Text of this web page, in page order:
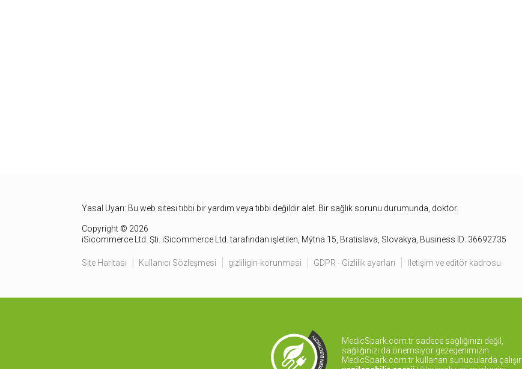
Yasal Uyarı: Bu web sitesi tıbbi bir yardım veya tıbbi değildir alet. Bir sağlık sorunu durumunda, doktor.
Copyright © 2026
iSicommerce Ltd. Şti. iSicommerce Ltd. tarafından işletilen, Mýtna 15, Bratislava, Slovakya, Business ID: 36692735
Site Haritası Kullanıcı Sözleşmesi gizliligin-korunmasi GDPR - Gizlilik ayarları İletişim ve editör kadrosu
MedicSpark.com.tr sadece sağlığınızı değil,
sağlığınızı da önemsiyor gezegenimizin.
MedicSpark.com.tr kullanan sunucularda çalışır